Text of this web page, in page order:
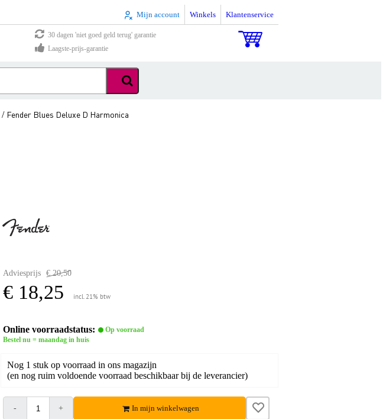
Mijn account Winkels Klantenservice
30 dagen 'niet goed geld terug' garantie
Laagste-prijs-garantie
/ Fender Blues Deluxe D Harmonica
Adviesprijs € 20,50
€ 18,25 incl. 21% btw
Online voorraadstatus:
Op voorraad
Bestel nu = maandag in huis
Nog 1 stuk op voorraad in ons magazijn
(en nog ruim voldoende voorraad beschikbaar bij de leverancier)
- + In mijn winkelwagen